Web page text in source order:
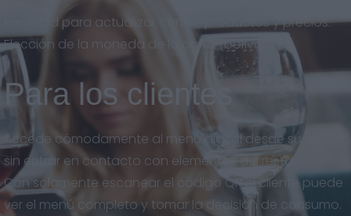
Facilidad para actualizar cartas, productos y precios.
Elección de la moneda de la carta (bolívar).
Para los clientes
Accede cómodamente al menú digital desde su celular
sin entrar en contacto con elementos del restaurante.
Con solamente escanear el código QR el cliente puede
ver el menú completo y tomar la decisión de consumo.